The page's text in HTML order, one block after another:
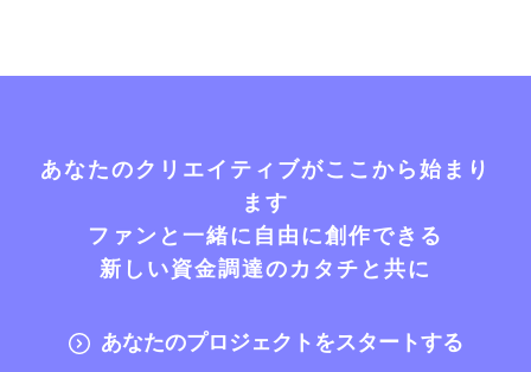
あなたのクリエイティブがここから始まり
ます
ファンと一緒に自由に創作できる
新しい資金調達のカタチと共に
あなたのプロジェクトをスタートする